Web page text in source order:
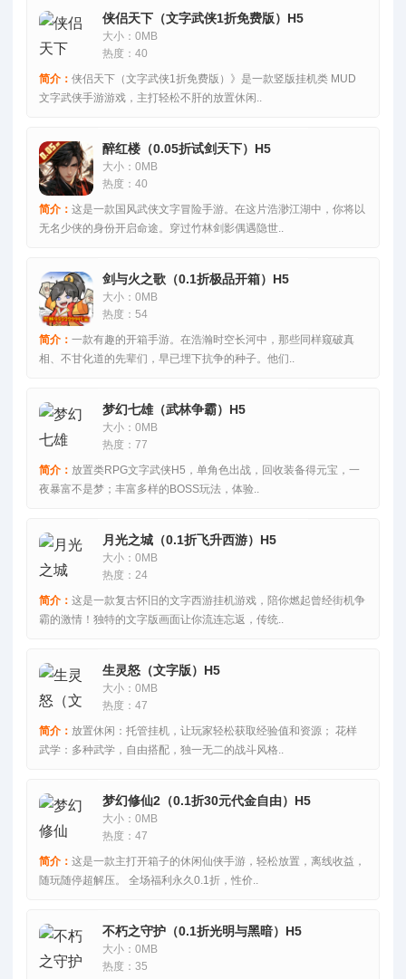
侠侣天下（文字武侠1折免费版）H5
大小：0MB
热度：40
简介： 侠侣天下（文字武侠1折免费版）》是一款竖版挂机类 MUD
文字武侠手游游戏，主打轻松不肝的放置休闲..
醉红楼（0.05折试剑天下）H5
大小：0MB
热度：40
简介： 这是一款国风武侠文字冒险手游。在这片浩渺江湖中，你将以
无名少侠的身份开启命途。穿过竹林剑影偶遇隐世..
剑与火之歌（0.1折极品开箱）H5
大小：0MB
热度：54
简介： 一款有趣的开箱手游。在浩瀚时空长河中，那些同样窥破真
相、不甘化道的先辈们，早已埋下抗争的种子。他们..
梦幻七雄（武林争霸）H5
大小：0MB
热度：77
简介： 放置类RPG文字武侠H5，单角色出战，回收装备得元宝，一
夜暴富不是梦；丰富多样的BOSS玩法，体验..
月光之城（0.1折飞升西游）H5
大小：0MB
热度：24
简介： 这是一款复古怀旧的文字西游挂机游戏，陪你燃起曾经街机争
霸的激情！独特的文字版画面让你流连忘返，传统..
生灵怒（文字版）H5
大小：0MB
热度：47
简介： 放置休闲：托管挂机，让玩家轻松获取经验值和资源； 花样
武学：多种武学，自由搭配，独一无二的战斗风格..
梦幻修仙2（0.1折30元代金自由）H5
大小：0MB
热度：47
简介： 这是一款主打开箱子的休闲仙侠手游，轻松放置，离线收益，
随玩随停超解压。 全场福利永久0.1折，性价..
不朽之守护（0.1折光明与黑暗）H5
大小：0MB
热度：35